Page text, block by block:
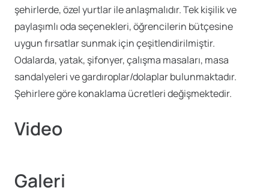
şehirlerde, özel yurtlar ile anlaşmalıdır. Tek kişilik ve
paylaşımlı oda seçenekleri, öğrencilerin bütçesine
uygun fırsatlar sunmak için çeşitlendirilmiştir.
Odalarda, yatak, şifonyer, çalışma masaları, masa
sandalyeleri ve gardıroplar/dolaplar bulunmaktadır.
Şehirlere göre konaklama ücretleri değişmektedir.
Video
Galeri